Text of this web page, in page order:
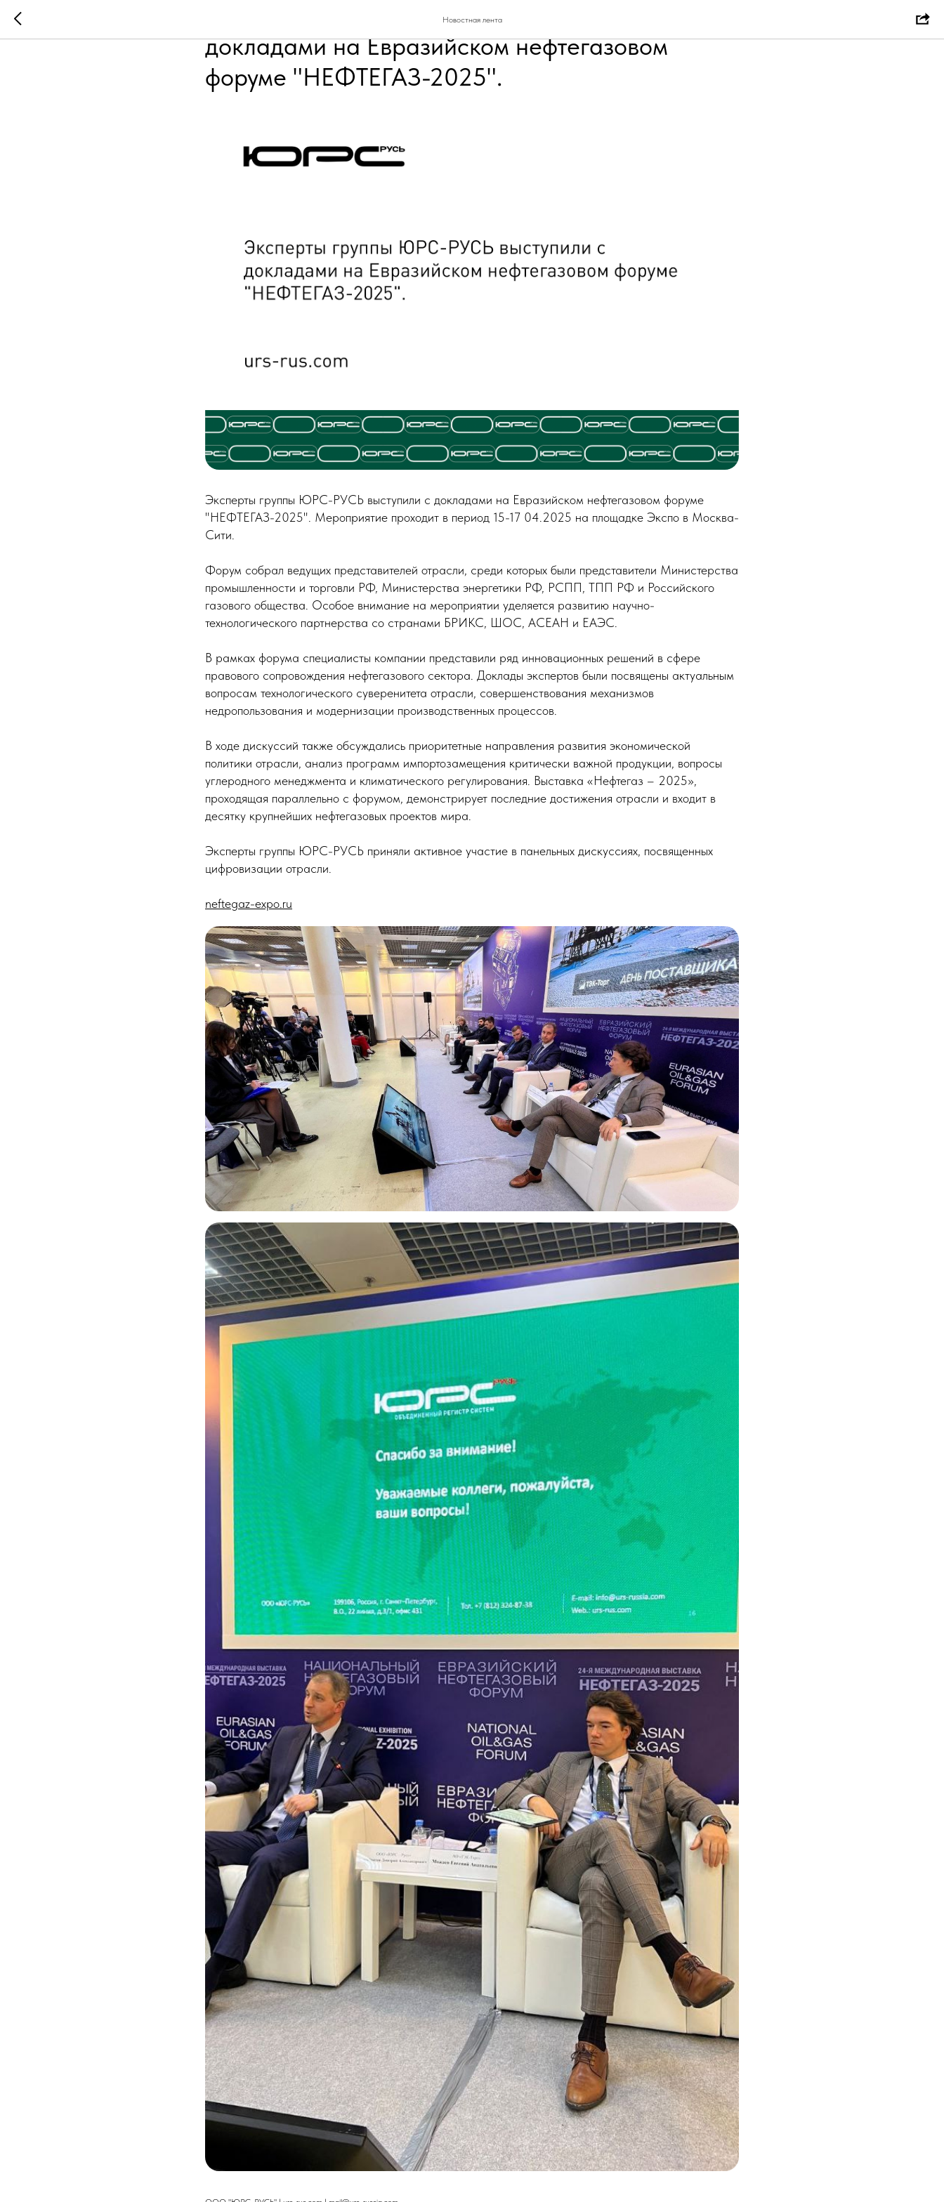
Новостная лента
Эксперты группы ЮРС-РУСЬ выступили с
докладами на Евразийском нефтегазовом
форуме "НЕФТЕГАЗ-2025".
Эксперты группы ЮРС-РУСЬ выступили с докладами на Евразийском нефтегазовом форуме
"НЕФТЕГАЗ-2025". Мероприятие проходит в период 15-17 04.2025 на площадке Экспо в Москва-
Сити.
Форум собрал ведущих представителей отрасли, среди которых были представители Министерства
промышленности и торговли РФ, Министерства энергетики РФ, РСПП, ТПП РФ и Российского
газового общества. Особое внимание на мероприятии уделяется развитию научно-
технологического партнерства со странами БРИКС, ШОС, АСЕАН и ЕАЭС.
В рамках форума специалисты компании представили ряд инновационных решений в сфере
правового сопровождения нефтегазового сектора. Доклады экспертов были посвящены актуальным
вопросам технологического суверенитета отрасли, совершенствования механизмов
недропользования и модернизации производственных процессов.
В ходе дискуссий также обсуждались приоритетные направления развития экономической
политики отрасли, анализ программ импортозамещения критически важной продукции, вопросы
углеродного менеджмента и климатического регулирования. Выставка «Нефтегаз – 2025»,
проходящая параллельно с форумом, демонстрирует последние достижения отрасли и входит в
десятку крупнейших нефтегазовых проектов мира.
Эксперты группы ЮРС-РУСЬ приняли активное участие в панельных дискуссиях, посвященных
цифровизации отрасли.
neftegaz-expo.ru